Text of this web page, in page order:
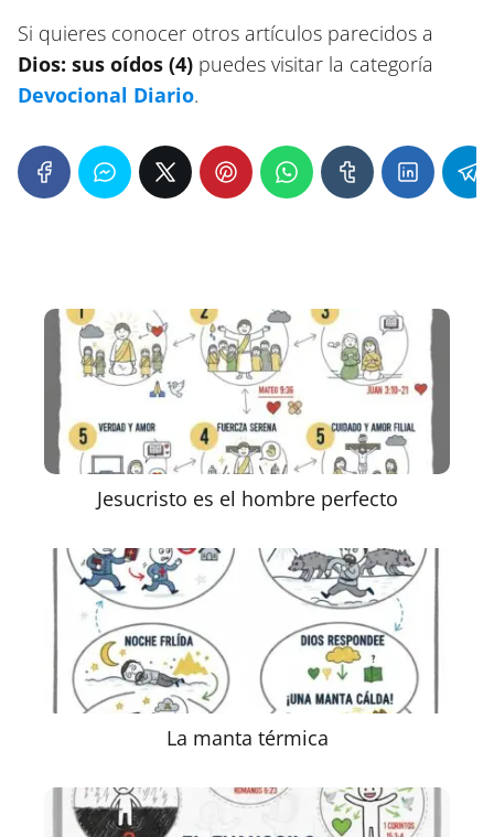
Si quieres conocer otros artículos parecidos a
Dios: sus oídos (4) puedes visitar la categoría
Devocional Diario.
Jesucristo es el hombre perfecto
La manta térmica